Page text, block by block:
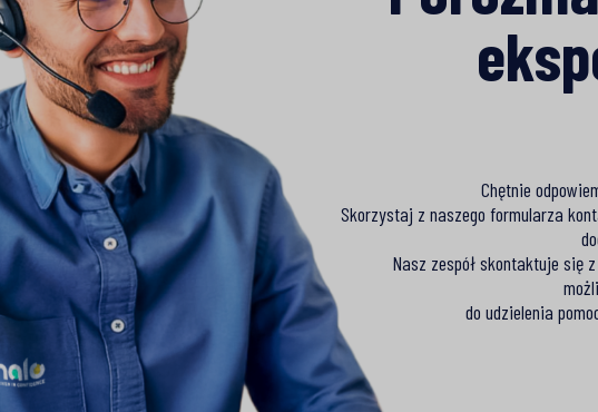
Chętnie
Skorzystaj z naszego formularza
Nasz zespół skontaktuje się
do udzielenia